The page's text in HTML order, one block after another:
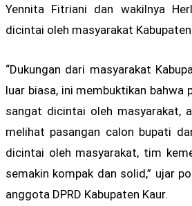
Yennita Fitriani dan wakilnya
dicintai oleh masyarakat Kabupaten
“Dukungan dari masyarakat
luar biasa, ini membuktikan bahwa
sangat dicintai oleh masyarakat,
melihat pasangan calon bupati
dicintai oleh masyarakat, tim
semakin kompak dan solid,” ujar
anggota DPRD Kabupaten Kaur.